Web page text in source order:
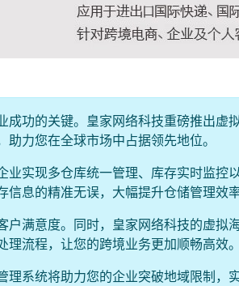
成功的关键。皇家网络科技重磅推出虚
力您在全球市场中占据领先地位。
实现多仓库统一管理、库存实时监控
息的精准无误，大幅提升仓储管理效率
户满意度。同时，皇家网络科技的虚拟
流程，让您的跨境业务更加顺畅高效。
理系统将助力您的企业突破地域限制，